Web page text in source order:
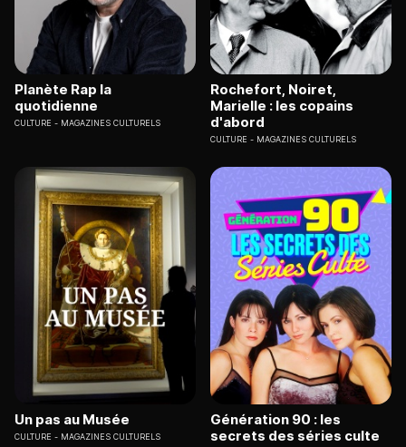
Planète Rap la
quotidienne
CULTURE MAGAZINES CULTURELS
Rochefort, Noiret,
Marielle : les copains
d'abord
CULTURE MAGAZINES CULTURELS
Un pas au Musée
CULTURE MAGAZINES CULTURELS
Génération 90 : les
secrets des séries culte